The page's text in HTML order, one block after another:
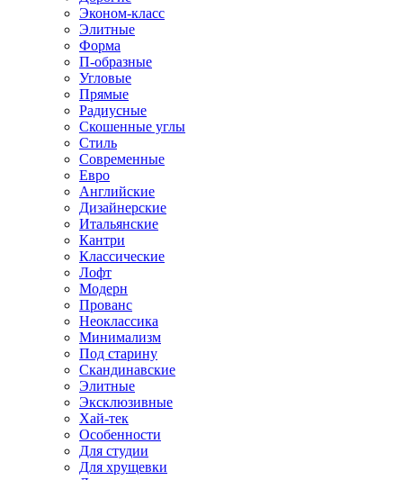
Эконом-класс
Элитные
Форма
П-образные
Угловые
Прямые
Радиусные
Скошенные углы
Стиль
Современные
Евро
Английские
Дизайнерские
Итальянские
Кантри
Классические
Лофт
Модерн
Прованс
Неоклассика
Минимализм
Под старину
Скандинавские
Элитные
Эксклюзивные
Хай-тек
Особенности
Для студии
Для хрущевки